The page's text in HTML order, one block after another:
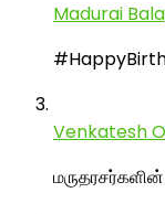
Madurai Bala
Venkatesh